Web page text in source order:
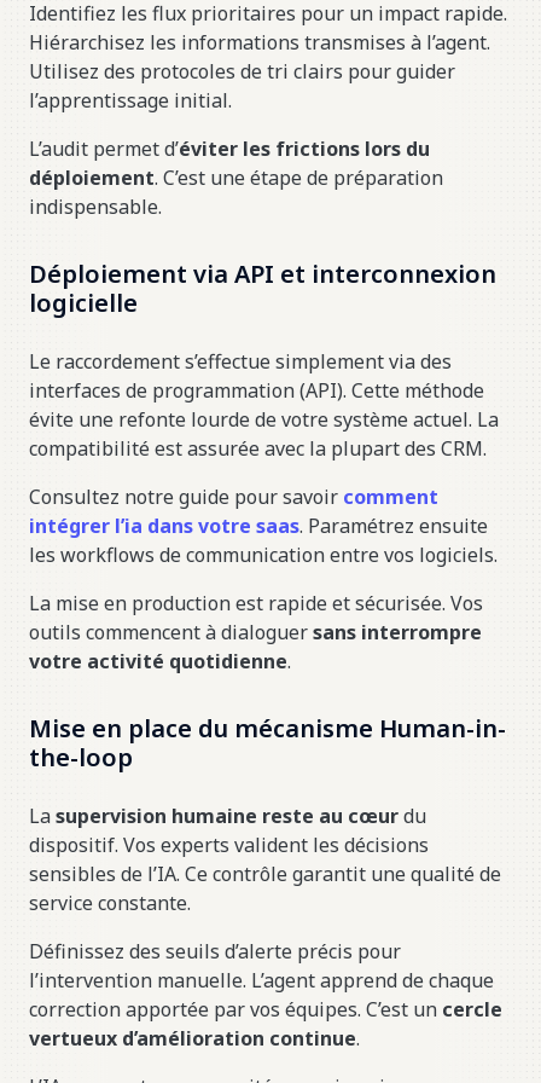
Identifiez les flux prioritaires pour un impact rapide.
Hiérarchisez les informations transmises à l’agent.
Utilisez des protocoles de tri clairs pour guider
l’apprentissage initial.
L’audit permet d’éviter les frictions lors du
déploiement. C’est une étape de préparation
indispensable.
Déploiement via API et interconnexion
logicielle
Le raccordement s’effectue simplement via des
interfaces de programmation (API). Cette méthode
évite une refonte lourde de votre système actuel. La
compatibilité est assurée avec la plupart des CRM.
Consultez notre guide pour savoir comment
intégrer l’ia dans votre saas. Paramétrez ensuite
les workflows de communication entre vos logiciels.
La mise en production est rapide et sécurisée. Vos
outils commencent à dialoguersans interrompre
votre activité quotidienne.
Mise en place du mécanisme Human-in-
the-loop
Lasupervision humaine reste au cœurdu
dispositif. Vos experts valident les décisions
sensibles de l’IA. Ce contrôle garantit une qualité de
service constante.
Définissez des seuils d’alerte précis pour
l’intervention manuelle. L’agent apprend de chaque
correction apportée par vos équipes. C’est un cercle
vertueux d’amélioration continue.